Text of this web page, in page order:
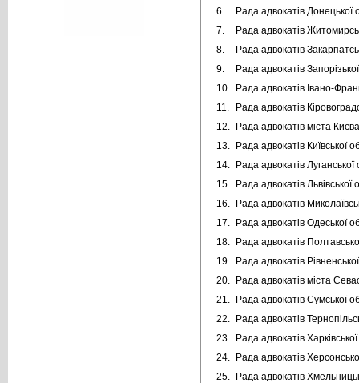
6.
Рада адвокатів Донецької
7.
Рада адвокатів
8.
Рада адвокатів
9.
Рада адвокатів
10.
Рада адвокатів Івано-
11.
Рада адвокатів
12.
Рада адвокатів міста
13.
Рада адвокатів Київської
14.
Рада адвокатів Луганської
15.
Рада адвокатів Львівської
16.
Рада адвокатів
17.
Рада адвокатів Одеської
18.
Рада адвокатів
19.
Рада адвокатів
20.
Рада адвокатів міста
21.
Рада адвокатів Сумської
22.
Рада адвокатів
23.
Рада адвокатів
24.
Рада адвокатів
25.
Рада адвокатів